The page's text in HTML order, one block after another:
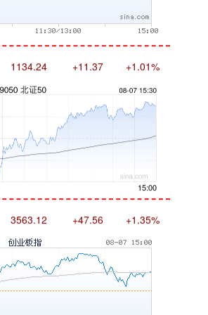
1134.24 +11.37 +1.01%
3563.12 +47.56 +1.35%